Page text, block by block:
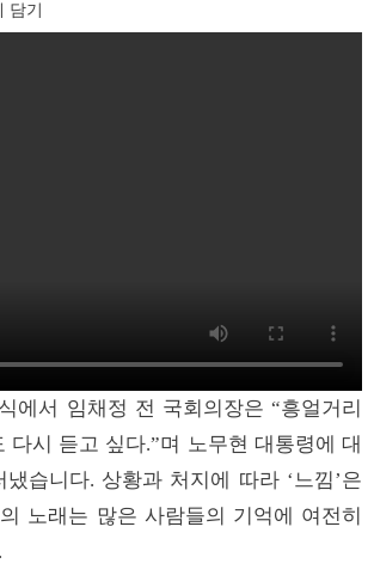
담기
에서 임채정 전 국회의장은 “흥얼거리
다시 듣고 싶다.”며 노무현 대통령에 대
습니다. 상황과 처지에 따라 ‘느낌’은
노래는 많은 사람들의 기억에 여전히